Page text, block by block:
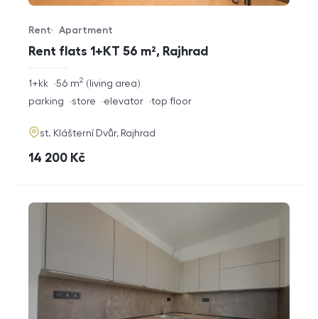
Rent flats 1+KT 56 m², Rajhrad
Offer type
Rent
Property type
Apartment
rozměry
disposition
1+kk living area
56 m2
funkce
parking store elevator top floor
adresa
st. Klášterní Dvůr, Rajhrad
cena
14 200 Kč